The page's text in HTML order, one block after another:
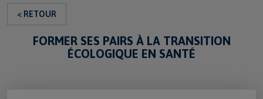
< RETOUR
FORMER SES PAIRS À LA TRANSITION
ÉCOLOGIQUE EN SANTÉ